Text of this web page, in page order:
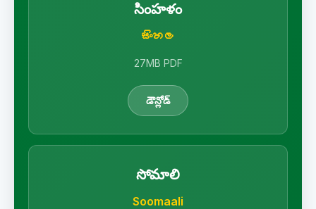
సింహళం
සිංහල
27MB PDF
డౌన్లోడ్
సోమాలి
Soomaali